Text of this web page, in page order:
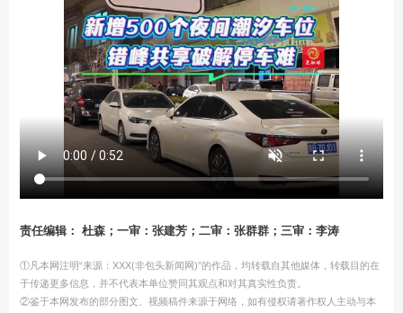
责任编辑： 杜森；一审：张建芳；二审：张群群；三审：李涛
①凡本网注明“来源：XXX(非包头新闻网)”的作品，均转载自其他媒体，转载目的在
于传递更多信息，并不代表本单位赞同其观点和对其真实性负责。
②鉴于本网发布的部分图文、视频稿件来源于网络，如有侵权请著作权人主动与本